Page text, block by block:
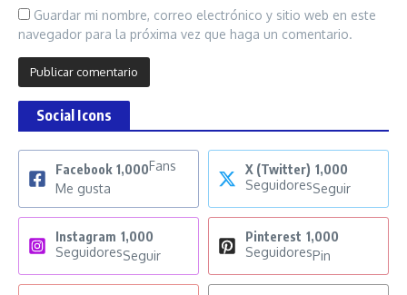
Guardar mi nombre, correo electrónico y sitio web en este
navegador para la próxima vez que haga un comentario.
Social Icons
Facebook 1,000Fans
Me gusta
X (Twitter) 1,000
SeguidoresSeguir
Instagram 1,000
SeguidoresSeguir
Pinterest 1,000
SeguidoresPin